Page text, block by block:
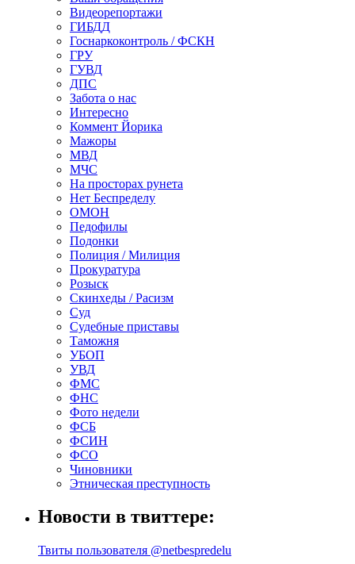
Видеорепортажи
ГИБДД
Госнаркоконтроль / ФСКН
ГРУ
ГУВД
ДПС
Забота о нас
Интересно
Коммент Йорика
Мажоры
МВД
МЧС
На просторах рунета
Нет Беспределу
ОМОН
Педофилы
Подонки
Полиция / Милиция
Прокуратура
Розыск
Скинхеды / Расизм
Суд
Судебные приставы
Таможня
УБОП
УВД
ФМС
ФНС
Фото недели
ФСБ
ФСИН
ФСО
Чиновники
Этническая преступность
Новости в твиттере:
Твиты пользователя @netbespredelu